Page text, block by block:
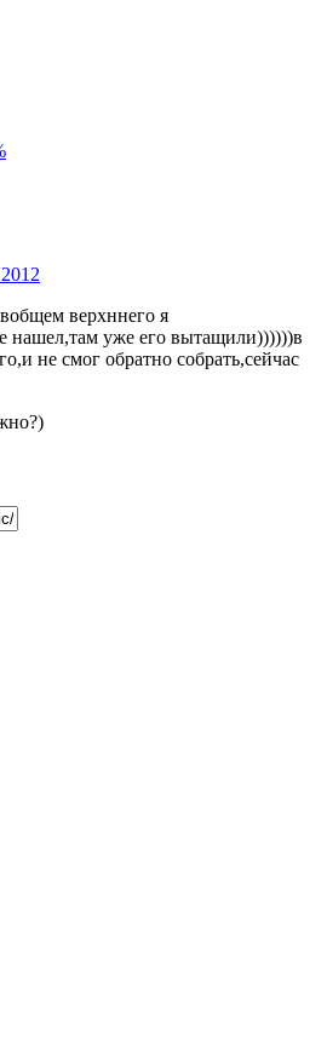
верхннего я
нашел,там уже его вытащили))))))в
не смог обратно собрать,сейчас